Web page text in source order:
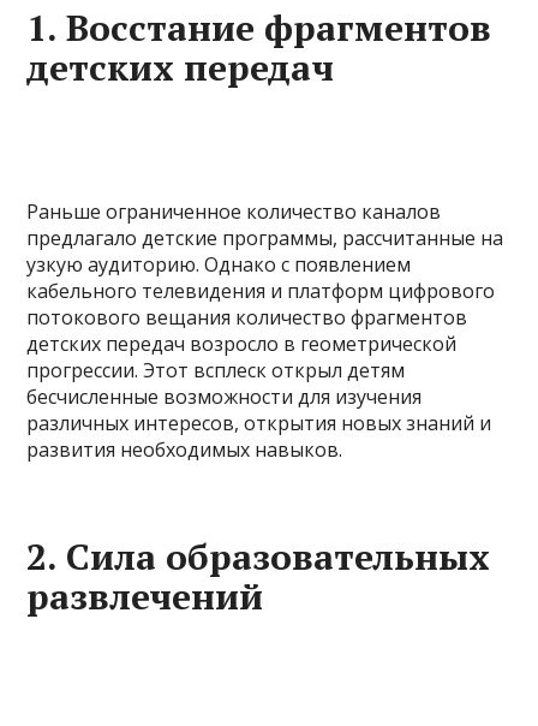
1. Восстание фрагментов
детских передач
Раньше ограниченное количество каналов
предлагало детские программы, рассчитанные на
узкую аудиторию. Однако с появлением
кабельного телевидения и платформ цифрового
потокового вещания количество фрагментов
детских передач возросло в геометрической
прогрессии. Этот всплеск открыл детям
бесчисленные возможности для изучения
различных интересов, открытия новых знаний и
развития необходимых навыков.
2. Сила образовательных
развлечений